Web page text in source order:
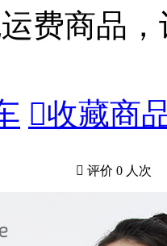
费商品
收藏商
 评价 0 人次